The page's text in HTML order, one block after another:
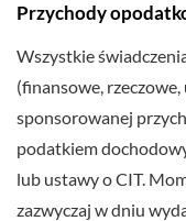
Przychody
Wszystkie
(finansowe,
sponsorowanej
podatkiem
lub ustawy o CIT.
zazwyczaj w dniu